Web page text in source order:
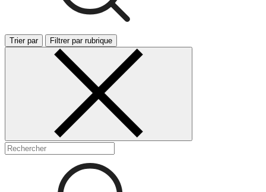
Trier par Filtrer par rubrique